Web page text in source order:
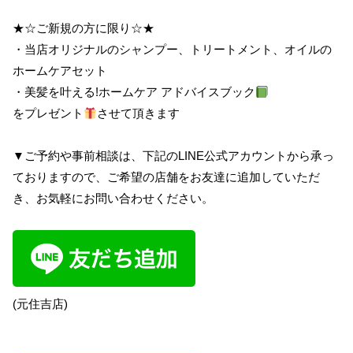
★☆ご新規の方に限り☆★
・当店オリジナルのシャンプー、トリートメント、オイルの
ホームケアセット
・美髪を叶える!ホームケア アドバイスブック
をプレゼント
させて頂きます
▼ご予約や事前相談は、下記のLINE公式アカウントから承っ
ておりますので、ご希望の店舗をお友達に追加していただ
き、お気軽にお問い合わせください。
(元住吉店)